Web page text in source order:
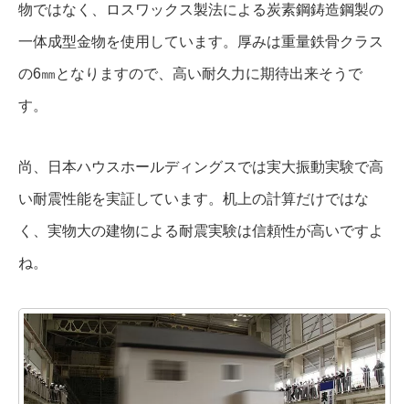
物ではなく、ロスワックス製法による炭素鋼鋳造鋼製の
一体成型金物を使用しています。厚みは重量鉄骨クラス
の6㎜となりますので、高い耐久力に期待出来そうで
す。
尚、日本ハウスホールディングスでは実大振動実験で高
い耐震性能を実証しています。机上の計算だけではな
く、実物大の建物による耐震実験は信頼性が高いですよ
ね。